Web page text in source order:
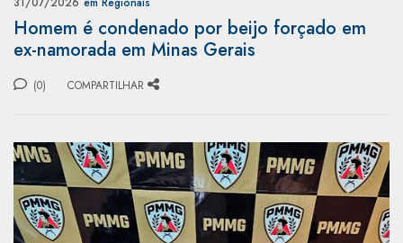
Homem é condenado por beijo forçado em
ex-namorada em Minas Gerais
(0) COMPARTILHAR